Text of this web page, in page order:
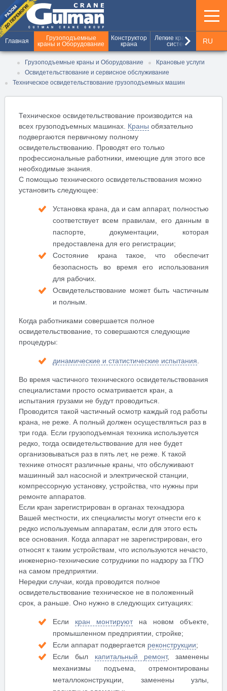
Главная
Грузоподъемные
краны и Оборудование
Конструктор
крана
Легкие крановые
системы
keyboard_arrow_right RU
Грузоподъемные краны и Оборудование
Крановые услуги
Освидетельствование и сервисное обслуживание
Техническое освидетельствование грузоподъемных машин
Техническое освидетельствование производится на
всех грузоподъемных машинах. Краны обязательно
подвергаются первичному полному
освидетельствованию. Проводят его только
профессиональные работники, имеющие для этого все
необходимые знания.
С помощью технического освидетельствования можно
установить следующее:
Установка крана, да и сам аппарат, полностью
соответствует всем правилам, его данным в
паспорте, документации, которая
предоставлена для его регистрации;
Состояние крана такое, что обеспечит
безопасность во время его использования
для рабочих.
Освидетельствование может быть частичным
и полным.
Когда работниками совершается полное
освидетельствование, то совершаются следующие
процедуры:
динамические и статистические испытания
Во время частичного технического освидетельствования
специалистами просто осматривается кран, а
испытания грузами не будут проводиться.
Проводится такой частичный осмотр каждый год работы
крана, не реже. А полный должен осуществляться раз в
три года. Если грузоподъемная техника используется
редко, тогда освидетельствование для нее будет
организовываться раз в пять лет, не реже. К такой
технике относят различные краны, что обслуживают
машинный зал насосной и электрической станции,
компрессорную установку, устройства, что нужны при
ремонте аппаратов.
Если кран зарегистрирован в органах технадзора
Вашей местности, их специалисты могут отнести его к
редко используемым аппаратам, если для этого есть
все основания. Когда аппарат не зарегистрирован, его
относят к таким устройствам, что используются нечасто,
инженерно-технические сотрудники по надзору за ГПО
на самом предприятии.
Нередки случаи, когда проводится полное
освидетельствование техническое не в положенный
срок, а раньше. Оно нужно в следующих ситуациях:
Если кран монтируютна новом объекте,
промышленном предприятии, стройке;
Если аппарат подвергается реконструкции;
Если был капитальный ремонт, заменены
механизмы подъема, отремонтированы
металлоконструкции, заменены узлы,